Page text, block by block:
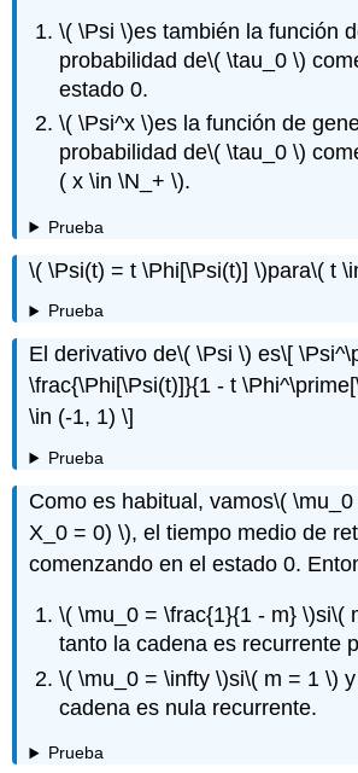
\( \Psi \)es también la función
probabilidad de\( \tau_0 \)
estado 0.
\( \Psi^x \)es la función de
probabilidad de\( \tau_0 \)
( x \in \N_+ \).
Prueba
\( \Psi(t) = t \Phi[\Psi(t)] \)para\( t
Prueba
El derivativo de\( \Psi \) es\[
\frac{\Phi[\Psi(t)]}{1 - t
\in (-1, 1) \]
Prueba
Como es habitual, vamos\(
X_0 = 0) \), el tiempo medio de
comenzando en el estado 0.
\( \mu_0 = \frac{1}{1 - m} \)si\(
tanto la cadena es recurrente
\( \mu_0 = \infty \)si\( m = 1 \)
cadena es nula recurrente.
Prueba